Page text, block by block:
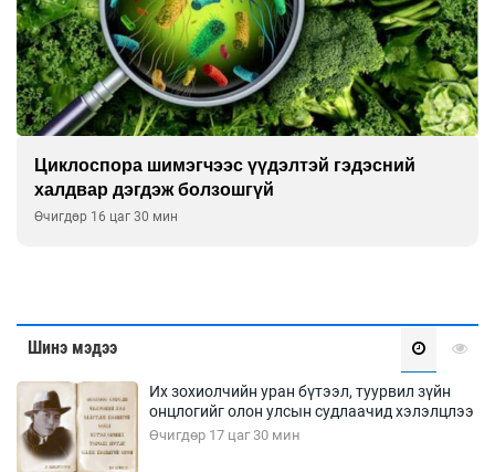
Сэтгэцийн эрүүл мэндэд “санаа тавих” олон
улсын хурал зохион байгуулна
Өчигдөр 16 цаг 00 мин
Шинэ мэдээ
Их зохиолчийн уран бүтээл, туурвил зүйн
онцлогийг олон улсын судлаачид хэлэлцлээ
Өчигдөр 17 цаг 30 мин